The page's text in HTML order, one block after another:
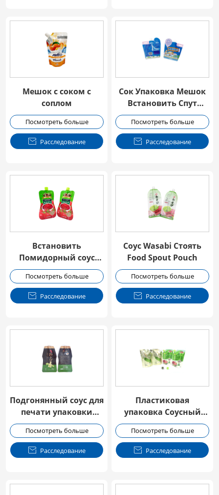
Мешок с соком с
соплом
Посмотреть больше
 Расследование
Сок Упаковка Мешок
Встановить Спут
Мешок
Посмотреть больше
 Расследование
Встановить
Помидорный соус
Упаковка Спут Мешок
Посмотреть больше
 Расследование
Соус Wasabi Стоять
Food Spout Pouch
Посмотреть больше
 Расследование
Подгонянный соус для
печати упаковки
мешок
Посмотреть больше
 Расследование
Пластиковая
упаковка Соусный
мешок с пучкой
Посмотреть больше
 Расследование